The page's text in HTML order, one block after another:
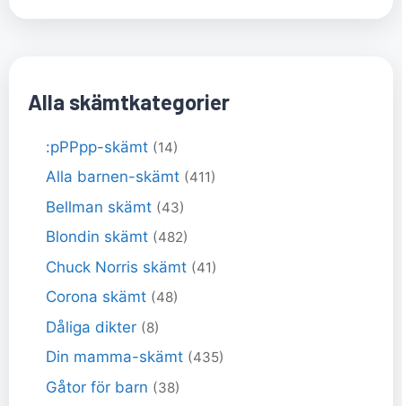
Alla skämtkategorier
:pPPpp-skämt (14)
Alla barnen-skämt (411)
Bellman skämt (43)
Blondin skämt (482)
Chuck Norris skämt (41)
Corona skämt (48)
Dåliga dikter (8)
Din mamma-skämt (435)
Gåtor för barn (38)